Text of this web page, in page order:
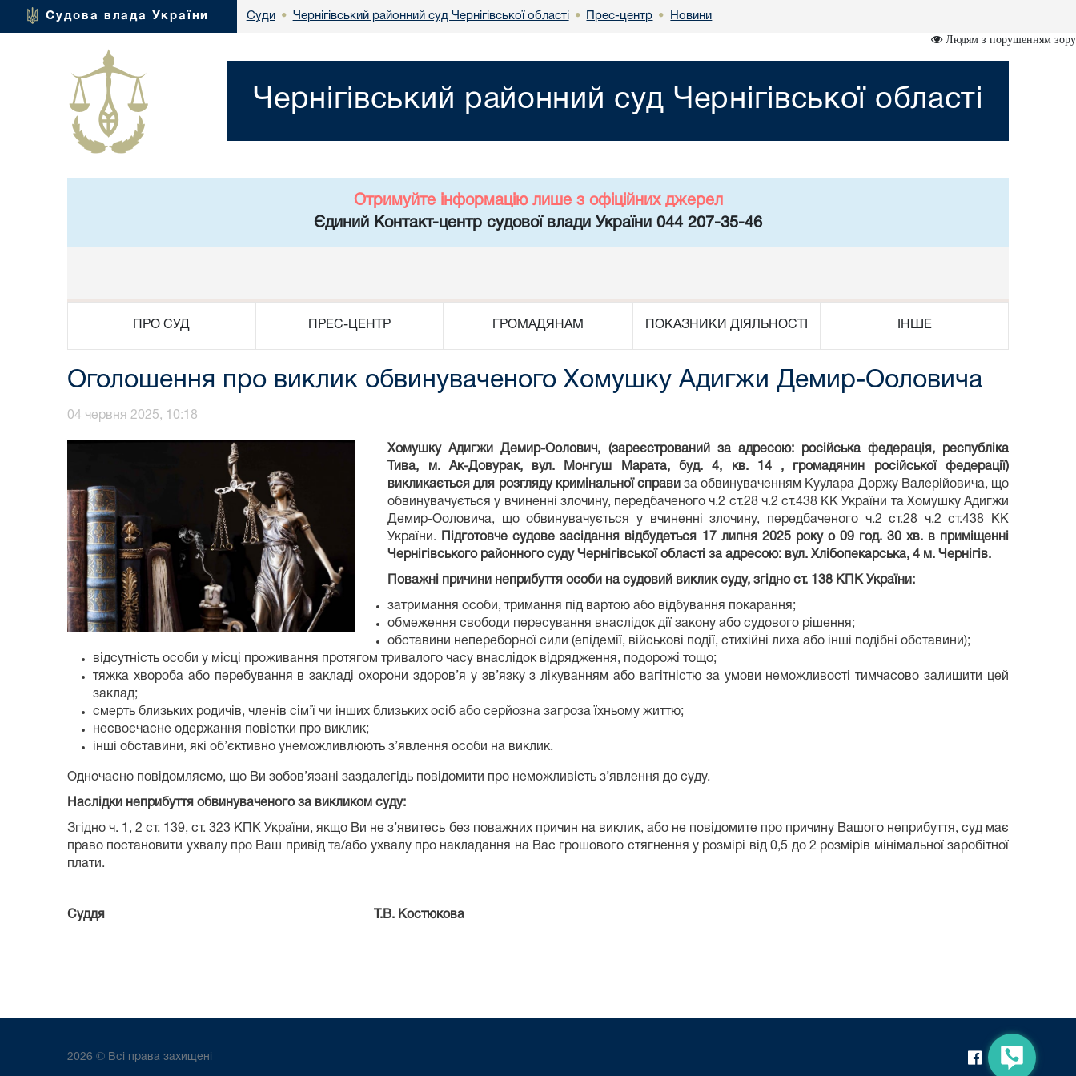
Судова влада України Суди • Чернігівський районний суд Чернігівської області • Прес-центр • Новини
Людям з порушенням зору
Чернігівський районний суд Чернігівської області
Отримуйте інформацію лише з офіційних джерел
Єдиний Контакт-центр судової влади України 044 207-35-46
ПРО СУД ПРЕС-ЦЕНТР ГРОМАДЯНАМ ПОКАЗНИКИ ДІЯЛЬНОСТІ ІНШЕ
Оголошення про виклик обвинуваченого Хомушку Адигжи Демир-Ооловича
04 червня 2025, 10:18
Хомушку Адигжи Демир-Оолович, (зареєстрований за адресою: російська федерація, республіка
Тива, м. Ак-Довурак, вул. Монгуш Марата, буд. 4, кв. 14 , громадянин російської федерації)
викликається для розгляду кримінальної справиза обвинуваченням Куулара Доржу Валерійовича, що
обвинувачується у вчиненні злочину, передбаченого ч.2 ст.28 ч.2 ст.438 КК України та Хомушку Адигжи
Демир-Ооловича, що обвинувачується у вчиненні злочину, передбаченого ч.2 ст.28 ч.2 ст.438 КК
України.
Підготовче судове засідання відбудеться 17 липня 2025 року о 09 год. 30 хв. в приміщенні
Чернігівського районного суду Чернігівської області за адресою: вул. Хлібопекарська, 4 м. Чернігів.
Поважні причини неприбуття особи на судовий виклик суду, згідност. 138 КПК України:
затримання особи, тримання під вартою або відбування покарання;
обмеження свободи пересування внаслідок дії закону або судового рішення;
обставини непереборної сили (епідемії, військові події, стихійні лиха або інші подібні обставини);
відсутність особи у місці проживання протягом тривалого часу внаслідок відрядження, подорожі тощо;
тяжка хвороба або перебування в закладі охорони здоров’я у зв’язку з лікуванням або вагітністю за умови неможливості тимчасово залишити цей
заклад;
смерть близьких родичів, членів сім’ї чи інших близьких осіб або серйозна загроза їхньому життю;
несвоєчасне одержання повістки про виклик;
інші обставини, які об’єктивно унеможливлюють з’явлення особи на виклик.
Одночасно повідомляємо, що Ви зобов’язані заздалегідь повідомити про неможливість з’явлення до суду.
Наслідки неприбуття обвинуваченого за викликом суду:
Згідно ч. 1, 2 ст. 139, ст. 323 КПК України, якщо Ви не з’явитесь без поважних причин на виклик, або не повідомите про причину Вашого неприбуття, суд має
право постановити ухвалу про Ваш привід та/або ухвалу про накладання на Вас грошового стягнення у розмірі від 0,5 до 2 розмірів мінімальної заробітної
плати.
Суддя Т.В. Костюкова
2026 © Всі права захищені